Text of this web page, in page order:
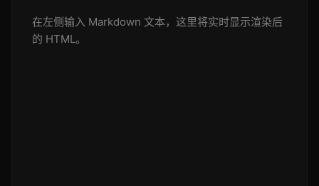
在左侧输入 Markdown 文本，这里将实时显示渲染后
的 HTML。